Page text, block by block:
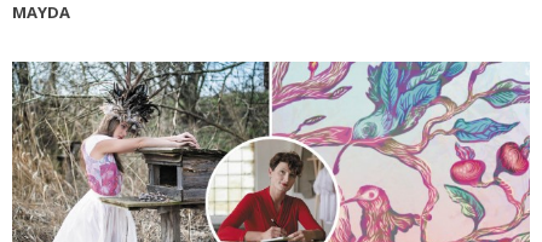
MAYDA